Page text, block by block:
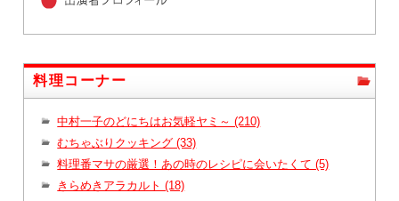
料理コーナー
中村一子のどにちはお気軽ヤミ～ (210)
むちゃぶりクッキング (33)
料理番マサの厳選！あの時のレシピに会いたくて (5)
きらめきアラカルト (18)